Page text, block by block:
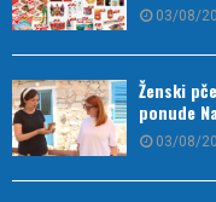
03/08/
Ženski
ponude
03/08/